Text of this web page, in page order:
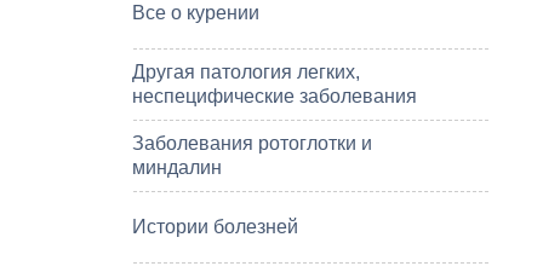
Все о курении
Другая патология легких,
неспецифические заболевания
Заболевания ротоглотки и
миндалин
Истории болезней